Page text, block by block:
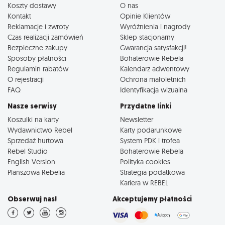
Koszty dostawy
Kontakt
Reklamacje i zwroty
Czas realizacji zamówień
Bezpieczne zakupy
Sposoby płatności
Regulamin rabatów
O rejestracji
FAQ
O nas
Opinie Klientów
Wyróżnienia i nagrody
Sklep stacjonarny
Gwarancja satysfakcji!
Bohaterowie Rebela
Kalendarz adwentowy
Ochrona małoletnich
Identyfikacja wizualna
Nasze serwisy
Koszulki na karty
Wydawnictwo Rebel
Sprzedaż hurtowa
Rebel Studio
English Version
Planszowa Rebelia
Przydatne linki
Newsletter
Karty podarunkowe
System PDK i trofea
Bohaterowie Rebela
Polityka cookies
Strategia podatkowa
Kariera w REBEL
Obserwuj nas! Akceptujemy płatności